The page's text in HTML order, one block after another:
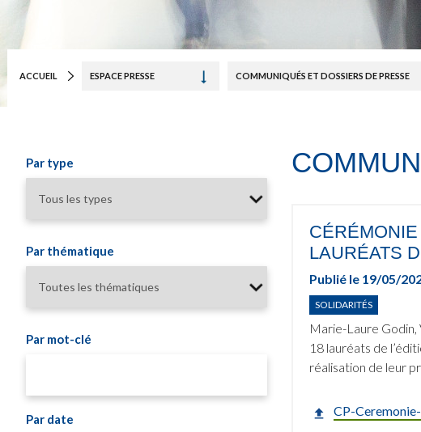
ACCUEIL ESPACE PRESSE COMMUNIQUÉS ET DOSSIERS DE PRESSE
Par type
Par thématique
Par mot-clé
Par date
LAURÉATS
Publié le 19/05/
SOLIDARITÉS
Marie-Laure
18 lauréats de
réalisation de leur
CP-